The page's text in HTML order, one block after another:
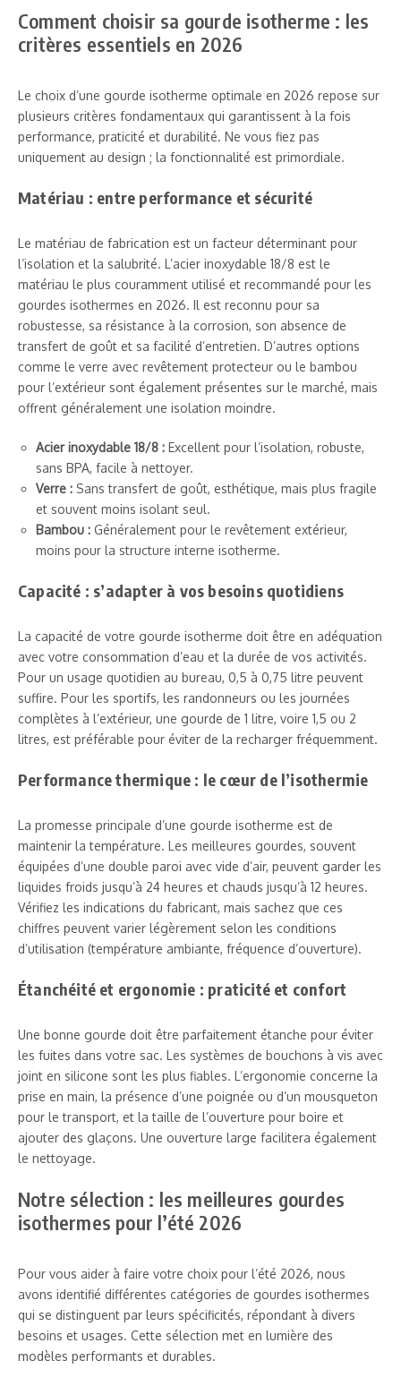
Comment choisir sa gourde isotherme : les
critères essentiels en 2026
Le choix d’une gourde isotherme optimale en 2026 repose sur
plusieurs critères fondamentaux qui garantissent à la fois
performance, praticité et durabilité. Ne vous fiez pas
uniquement au design ; la fonctionnalité est primordiale.
Matériau : entre performance et sécurité
Le matériau de fabrication est un facteur déterminant pour
l’isolation et la salubrité. L’acier inoxydable 18/8 est le
matériau le plus couramment utilisé et recommandé pour les
gourdes isothermes en 2026. Il est reconnu pour sa
robustesse, sa résistance à la corrosion, son absence de
transfert de goût et sa facilité d’entretien. D’autres options
comme le verre avec revêtement protecteur ou le bambou
pour l’extérieur sont également présentes sur le marché, mais
offrent généralement une isolation moindre.
Acier inoxydable 18/8 : Excellent pour l’isolation, robuste,
sans BPA, facile à nettoyer.
Verre : Sans transfert de goût, esthétique, mais plus fragile
et souvent moins isolant seul.
Bambou : Généralement pour le revêtement extérieur,
moins pour la structure interne isotherme.
Capacité : s’adapter à vos besoins quotidiens
La capacité de votre gourde isotherme doit être en adéquation
avec votre consommation d’eau et la durée de vos activités.
Pour un usage quotidien au bureau, 0,5 à 0,75 litre peuvent
suffire. Pour les sportifs, les randonneurs ou les journées
complètes à l’extérieur, une gourde de 1 litre, voire 1,5 ou 2
litres, est préférable pour éviter de la recharger fréquemment.
Performance thermique : le cœur de l’isothermie
La promesse principale d’une gourde isotherme est de
maintenir la température. Les meilleures gourdes, souvent
équipées d’une double paroi avec vide d’air, peuvent garder les
liquides froids jusqu’à 24 heures et chauds jusqu’à 12 heures.
Vérifiez les indications du fabricant, mais sachez que ces
chiffres peuvent varier légèrement selon les conditions
d’utilisation (température ambiante, fréquence d’ouverture).
Étanchéité et ergonomie : praticité et confort
Une bonne gourde doit être parfaitement étanche pour éviter
les fuites dans votre sac. Les systèmes de bouchons à vis avec
joint en silicone sont les plus fiables. L’ergonomie concerne la
prise en main, la présence d’une poignée ou d’un mousqueton
pour le transport, et la taille de l’ouverture pour boire et
ajouter des glaçons. Une ouverture large facilitera également
le nettoyage.
Notre sélection : les meilleures gourdes
isothermes pour l’été 2026
Pour vous aider à faire votre choix pour l’été 2026, nous
avons identifié différentes catégories de gourdes isothermes
qui se distinguent par leurs spécificités, répondant à divers
besoins et usages. Cette sélection met en lumière des
modèles performants et durables.